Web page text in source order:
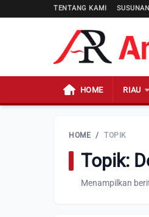
TENTANG KAMI
HOME RIAU
HOME / TOPIK
Topik:
Menampilkan